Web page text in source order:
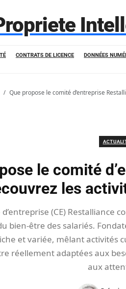
CONTRATS DE LICENCE DONNÉES
Que propose le comité d’entreprise
le comité
les
(CE) Restalliance
bien-être des salariés.
et variée, mêlant activités
réellement adaptées aux
aux